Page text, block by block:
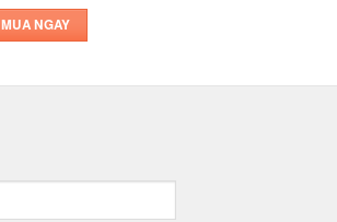
MUA NGAY